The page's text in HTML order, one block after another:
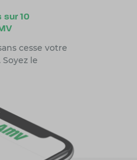
sur 10
cesse votre
le